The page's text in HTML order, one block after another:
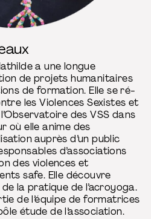
a une longue
de projets humanitaires
de formation. Elle se ré-
les Violences Sexistes et
des VSS dans
où elle anime des
auprès d’un public
d’associations
des violences et
safe. Elle découvre
la pratique de l’acroyoga.
de l’équipe de formatrices
étude de l’association.